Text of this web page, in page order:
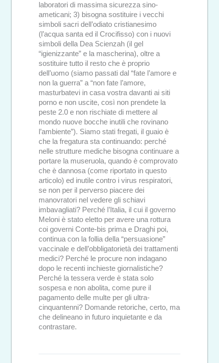
laboratori di massima sicurezza sino-
ameticani; 3) bisogna sostituire i vecchi
simboli sacri dell’odiato cristianesimo
(l’acqua santa ed il Crocifisso) con i nuovi
simboli della Dea Scienzah (il gel
“igienizzante” e la mascherina), oltre a
sostituire tutto il resto che è proprio
dell’uomo (siamo passati dal “fate l’amore e
non la guerra” a “non fate l’amore,
masturbatevi in casa vostra davanti ai siti
porno e non uscite, così non prendete la
peste 2.0 e non rischiate di mettere al
mondo nuove bocche inutili che rovinano
l’ambiente”). Siamo stati fregati, il guaio è
che la fregatura sta continuando: perché
nelle strutture mediche bisogna continuare a
portare la museruola, quando è comprovato
che è dannosa (come riportato in questo
articolo) ed inutile contro i virus respiratori,
se non per il perverso piacere dei
manovratori nel vedere gli schiavi
imbavagliati? Perché l’Italia, il cui il governo
Meloni è stato eletto per avere una rottura
coi governi Conte-bis prima e Draghi poi,
continua con la follia della “persuasione”
vaccinale e dell’obbligatorietà dei trattamenti
medici? Perché le procure non indagano
dopo le recenti inchieste giornalistiche?
Perché la tessera verde è stata solo
sospesa e non abolita, come pure il
pagamento delle multe per gli ultra-
cinquantenni? Domande retoriche, certo, ma
che delineano in futuro inquietante e da
contrastare.